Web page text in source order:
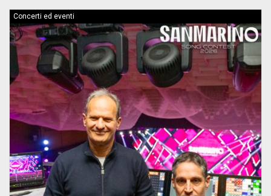
Concerti ed eventi